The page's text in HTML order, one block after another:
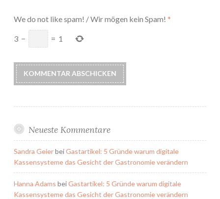
We do not like spam! / Wir mögen kein Spam! *
3 − = 1
Neueste Kommentare
Sandra GeierbeiGastartikel: 5 Gründe warum digitale
Kassensysteme das Gesicht der Gastronomie verändern
Hanna Adams beiGastartikel: 5 Gründe warum digitale
Kassensysteme das Gesicht der Gastronomie verändern